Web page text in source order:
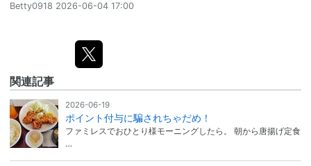
Betty0918 2026-06-04 17:00
関連記事
2026-06-19
ポイント付与に騙されちゃだめ！
ファミレスでおひとり様モーニングしたら。 朝から唐揚げ定食
…